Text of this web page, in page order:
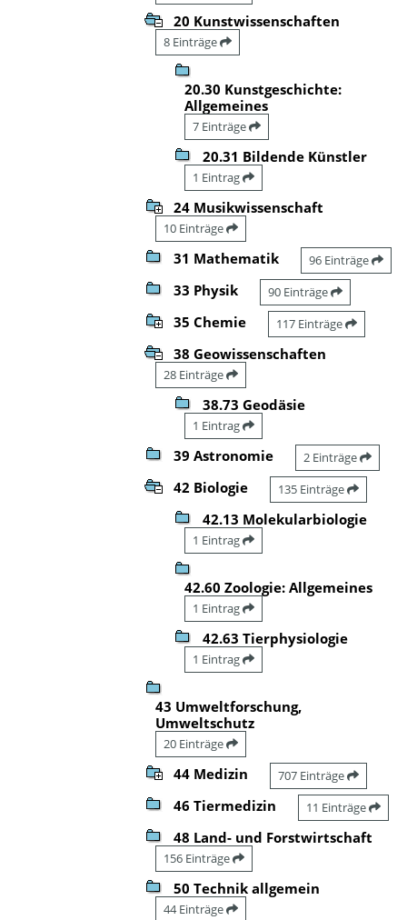
20 Kunstwissenschaften
8 Einträge
20.30 Kunstgeschichte:
Allgemeines
7 Einträge
20.31 Bildende Künstler
1 Eintrag
24 Musikwissenschaft
10 Einträge
31 Mathematik 96 Einträge
33 Physik 90 Einträge
35 Chemie 117 Einträge
38 Geowissenschaften
28 Einträge
38.73 Geodäsie
1 Eintrag
39 Astronomie 2 Einträge
42 Biologie 135 Einträge
42.13 Molekularbiologie
1 Eintrag
42.60 Zoologie: Allgemeines
1 Eintrag
42.63 Tierphysiologie
1 Eintrag
43 Umweltforschung,
Umweltschutz
20 Einträge
44 Medizin 707 Einträge
46 Tiermedizin 11 Einträge
48 Land- und Forstwirtschaft
156 Einträge
50 Technik allgemein
44 Einträge